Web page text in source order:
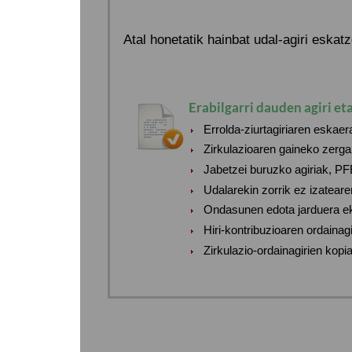
Atal honetatik hainbat udal-agiri
Erabilgarri dauden agiri
Errolda-ziurtagiriaren
Zirkulazioaren gaineko
Jabetzei buruzko agiriak,
Udalarekin zorrik ez
Ondasunen edota jarduera
Hiri-kontribuzioaren
Zirkulazio-ordainagirien